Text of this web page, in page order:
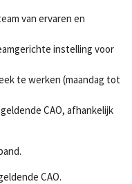
van ervaren en
instelling voor
te werken (maandag tot
CAO, afhankelijk
CAO.